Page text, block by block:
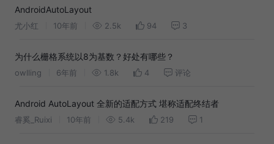
AndroidAutoLayout
尤小红 10年前 2.5k 94 3
为什么栅格系统以8为基数？好处有哪些？
owlling 6年前 1.8k 4 评论
Android AutoLayout 全新的适配方式 堪称适配终结者
睿奚_Ruixi 10年前 5.4k 219 1